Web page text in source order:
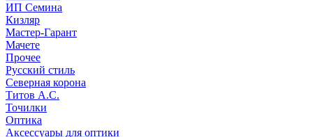
ИП Семина
Кизляр
Мастер-Гарант
Мачете
Прочее
Русский стиль
Северная корона
Титов А.С.
Точилки
Оптика
Аксессуары для оптики